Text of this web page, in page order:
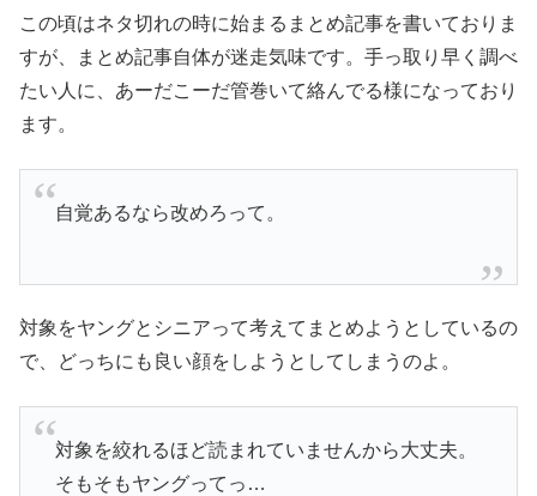
この頃はネタ切れの時に始まるまとめ記事を書いておりま
すが、まとめ記事自体が迷走気味です。手っ取り早く調べ
たい人に、あーだこーだ管巻いて絡んでる様になっており
ます。
自覚あるなら改めろって。
対象をヤングとシニアって考えてまとめようとしているの
で、どっちにも良い顔をしようとしてしまうのよ。
対象を絞れるほど読まれていませんから大丈夫。
そもそもヤングってっ…